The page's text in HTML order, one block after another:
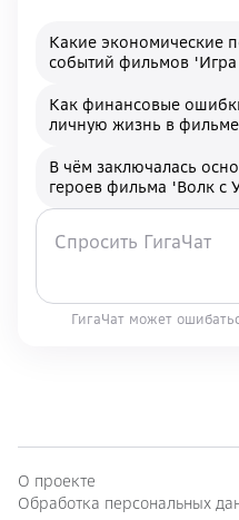
Какие экономические
событий фильмов
Как финансовые
личную жизнь в
В чём заключалась
героев фильма 'Волк с
ГигаЧат может
О проекте
Обработка персональных